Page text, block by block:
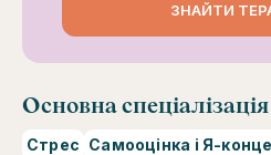
ЗНАЙТИ
Основна спеціалізація
Стрес Самооцінка і Я-